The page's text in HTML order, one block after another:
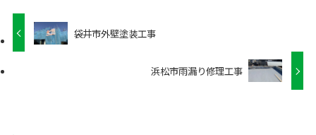
袋井市外壁塗装工事
浜松市雨漏り修理工事